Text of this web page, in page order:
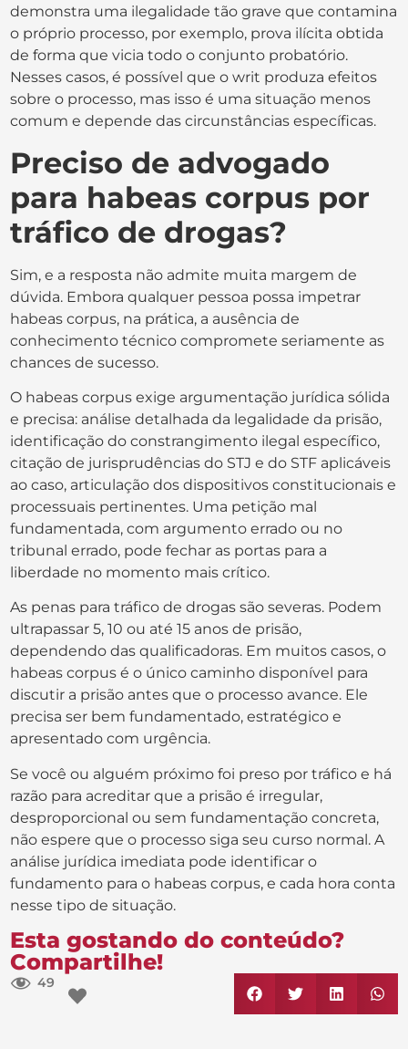
demonstra uma ilegalidade tão grave que contamina
o próprio processo, por exemplo, prova ilícita obtida
de forma que vicia todo o conjunto probatório.
Nesses casos, é possível que o writ produza efeitos
sobre o processo, mas isso é uma situação menos
comum e depende das circunstâncias específicas.
Preciso de advogado
para habeas corpus por
tráfico de drogas?
Sim, e a resposta não admite muita margem de
dúvida. Embora qualquer pessoa possa impetrar
habeas corpus, na prática, a ausência de
conhecimento técnico compromete seriamente as
chances de sucesso.
O habeas corpus exige argumentação jurídica sólida
e precisa: análise detalhada da legalidade da prisão,
identificação do constrangimento ilegal específico,
citação de jurisprudências do STJ e do STF aplicáveis
ao caso, articulação dos dispositivos constitucionais e
processuais pertinentes. Uma petição mal
fundamentada, com argumento errado ou no
tribunal errado, pode fechar as portas para a
liberdade no momento mais crítico.
As penas para tráfico de drogas são severas. Podem
ultrapassar 5, 10 ou até 15 anos de prisão,
dependendo das qualificadoras. Em muitos casos, o
habeas corpus é o único caminho disponível para
discutir a prisão antes que o processo avance. Ele
precisa ser bem fundamentado, estratégico e
apresentado com urgência.
Se você ou alguém próximo foi preso por tráfico e há
razão para acreditar que a prisão é irregular,
desproporcional ou sem fundamentação concreta,
não espere que o processo siga seu curso normal. A
análise jurídica imediata pode identificar o
fundamento para o habeas corpus, e cada hora conta
nesse tipo de situação.
Esta gostando do conteúdo?
Compartilhe!
49